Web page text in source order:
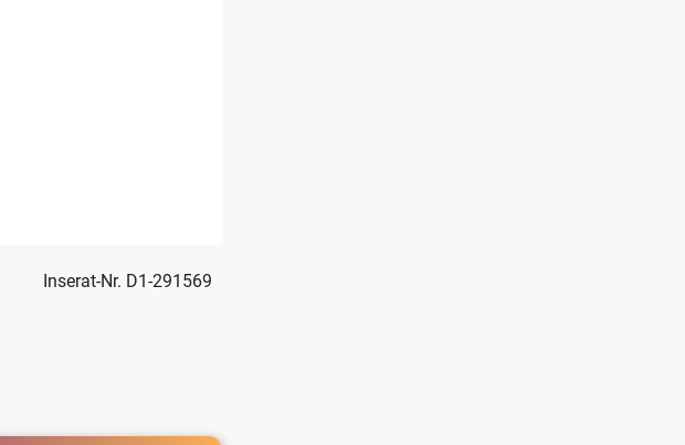
Inserat-Nr. D1-291569